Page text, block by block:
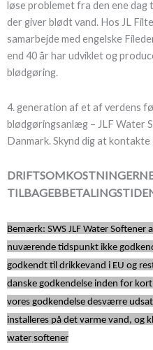
løse problemet fra den ene dag
der giver blødt vand. Hos JL
samarbejde med engelske
end 40 år har udviklet og
blødgøring.
4. generation af et af verdens
blødgøringsanlæg – JLF Water
Danmark. Skynd dig at kontakte
Bemærk: SWS JLF Water Softener
nuværende tidspunkt ikke
godkendt til drikkevand i EU og
danske godkendelse inden for
vores godkendelse desværre
installeres på det varme vand, og
water softener